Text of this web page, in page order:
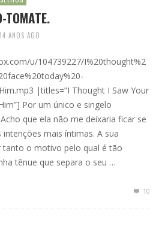
TOMATE.
14 ANOS AGO
u/104739227/I%20thought%2
|titles=”I Thought I Saw Your
Por um único e singelo
que ela não me deixaria ficar se
mais íntimas. A sua
tanto o motivo pelo qual é tão
tênue que separa o seu …
10